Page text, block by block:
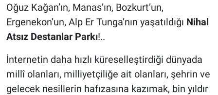
Oğuz Kağan’ın, Manas’ın, Bozkurt’un,
Ergenekon’un, Alp Er Tunga’nın yaşatıldığı Nihal
Atsız Destanlar Parkı!..
İnternetin daha hızlı küreselleştirdiği dünyada
millî olanları, milliyetçiliğe ait olanları, şehrin ve
gelecek nesillerin hafızasına kazımak, bin yıldır